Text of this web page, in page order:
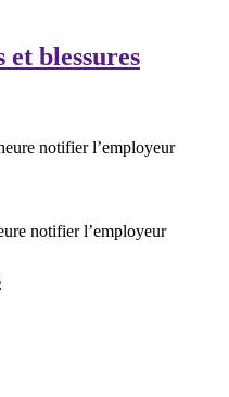
et blessures
notifier l’employeur
notifier l’employeur